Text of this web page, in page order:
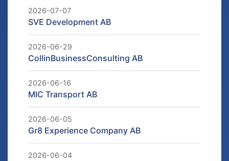
2026-07-07
SVE Development AB
2026-06-29
CollinBusinessConsulting AB
2026-06-16
MIC Transport AB
2026-06-05
Gr8 Experience Company AB
2026-06-04